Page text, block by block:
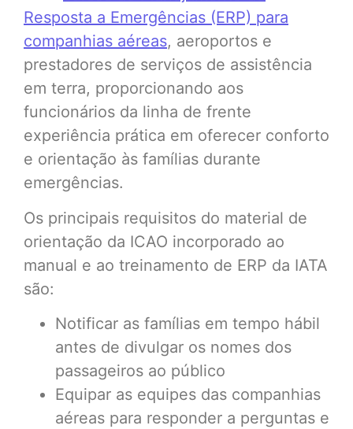
Resposta a Emergências (ERP) para
companhias aéreas, aeroportos e
prestadores de serviços de assistência
em terra, proporcionando aos
funcionários da linha de frente
experiência prática em oferecer conforto
e orientação às famílias durante
emergências.
Os principais requisitos do material de
orientação da ICAO incorporado ao
manual e ao treinamento de ERP da IATA
são:
Notificar as famílias em tempo hábil
antes de divulgar os nomes dos
passageiros ao público
Equipar as equipes das companhias
aéreas para responder a perguntas e